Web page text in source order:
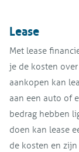
Lease
Met lease
je de kosten
aankopen kan
aan een auto of
bedrag hebben
doen kan lease
de kosten en